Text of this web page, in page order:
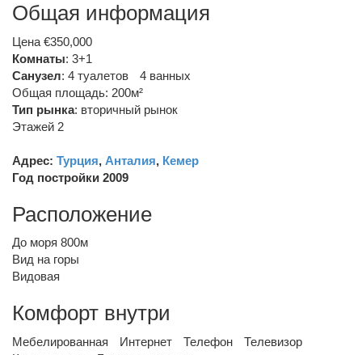
Общая информация
Цена €350,000
Комнаты: 3+1
Санузел: 4 туалетов
4 ванных
Общая площадь: 200м²
Тип рынка: вторичный рынок
Этажей 2
Адрес: Турция, Анталия, Кемер
Год постройки 2009
Расположение
До моря 800м
Вид на горы
Видовая
Комфорт внутри
Мебелированная Интернет Телефон
Телевизор